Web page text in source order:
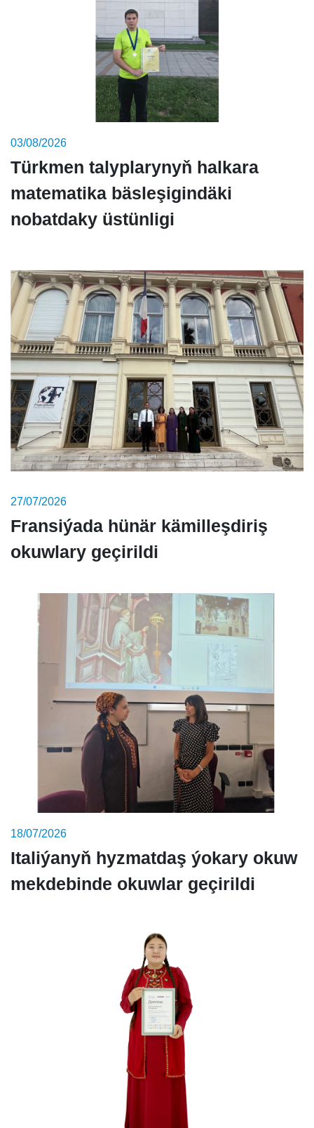
03/08/2026
Türkmen talyplarynyň halkara
matematika bäsleşigindäki
nobatdaky üstünligi
27/07/2026
Fransiýada hünär kämilleşdiriş
okuwlary geçirildi
18/07/2026
Italiýanyň hyzmatdaş ýokary okuw
mekdebinde okuwlar geçirildi